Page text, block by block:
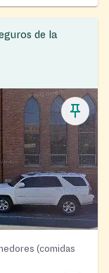
de la
(comidas